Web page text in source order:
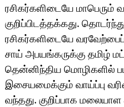
ரசிகர்களிடையே மாபெரும்
குறிப்பிடத்தக்கது.
ரசிகர்களிடையே
சாய் அபயங்கருக்கு தமிழ்
தென்னிந்திய மொழிகளில்
இசையமைக்கும் வாய்ப்பு
வந்தது. குறிப்பாக மலையாள